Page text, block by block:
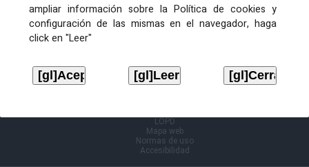
ampliar información sobre la Política de cookies y
configuración de las mismas en el navegador, haga
click en "Leer"
LOPD
Mapa web
Normas de uso
Accesibilidad